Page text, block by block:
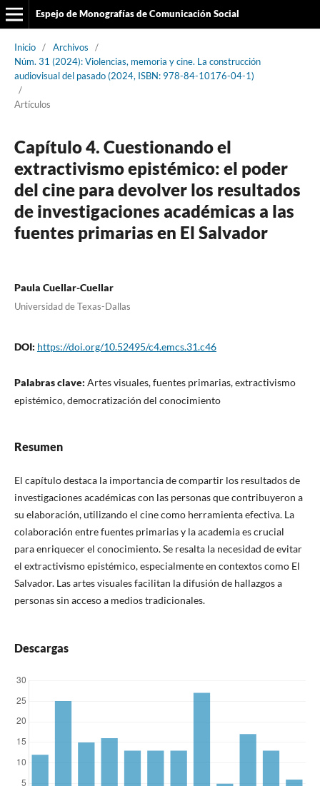
Espejo de Monografías de Comunicación Social
Inicio / Archivos
/
Núm. 31 (2024): Violencias, memoria y cine. La construcción
audiovisual del pasado (2024, ISBN: 978-84-10176-04-1)
/
Artículos
Capítulo 4. Cuestionando el
extractivismo epistémico: el poder
del cine para devolver los resultados
de investigaciones académicas a las
fuentes primarias en El Salvador
Paula Cuellar-Cuellar
Universidad de Texas-Dallas
DOI: https://doi.org/10.52495/c4.emcs.31.c46
Palabras clave: Artes visuales, fuentes primarias, extractivismo
epistémico, democratización del conocimiento
Resumen
El capítulo destaca la importancia de compartir los resultados de
investigaciones académicas con las personas que contribuyeron a
su elaboración, utilizando el cine como herramienta efectiva. La
colaboración entre fuentes primarias y la academia es crucial
para enriquecer el conocimiento. Se resalta la necesidad de evitar
el extractivismo epistémico, especialmente en contextos como El
Salvador. Las artes visuales facilitan la difusión de hallazgos a
personas sin acceso a medios tradicionales.
Descargas